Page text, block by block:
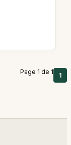
Page 1 de 1 1